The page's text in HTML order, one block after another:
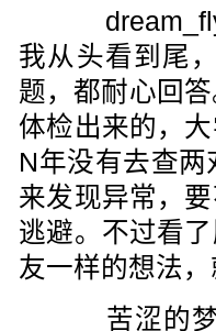
我从头看到尾
题，都耐心回
体检出来的，
N年没有去查
来发现异常，
逃避。不过看
友一样的想法
苦涩的梦